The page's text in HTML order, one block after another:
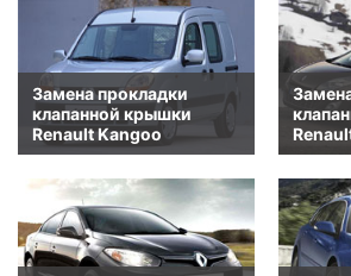
Замена прокладки
клапанной крышки
Renault Kangoo